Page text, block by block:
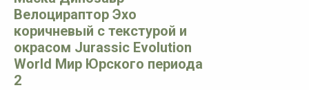
Велоцираптор Эхо
коричневый с текстурой и
окрасом Jurassic Evolution
World Мир Юрского периода
2